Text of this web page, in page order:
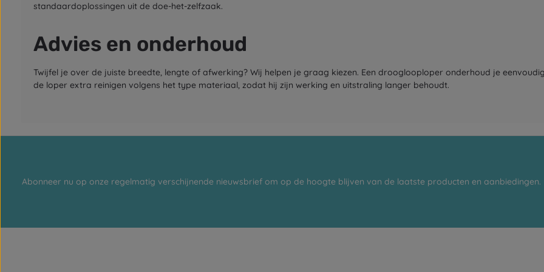
standaardoplossingen uit de doe-het-zelfzaak.
Advies en onderhoud
Twijfel je over de juiste breedte, lengte of afwerking? Wij helpen je graag kiezen. Een drooglooploper onderhoud je
de loper extra reinigen volgens het type materiaal, zodat hij zijn werking en uitstraling langer behoudt.
Abonneer nu op onze regelmatig verschijnende nieuwsbrief om op de hoogte blijven van de laatste producten en aanbiedingen.